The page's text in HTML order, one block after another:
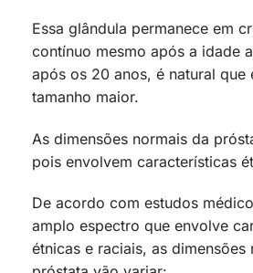
Essa glândula permanece em
contínuo mesmo após a idade
após os 20 anos, é natural que
tamanho maior.
As dimensões normais da
pois envolvem características
De acordo com estudos
amplo espectro que envolve
étnicas e raciais, as dimensões